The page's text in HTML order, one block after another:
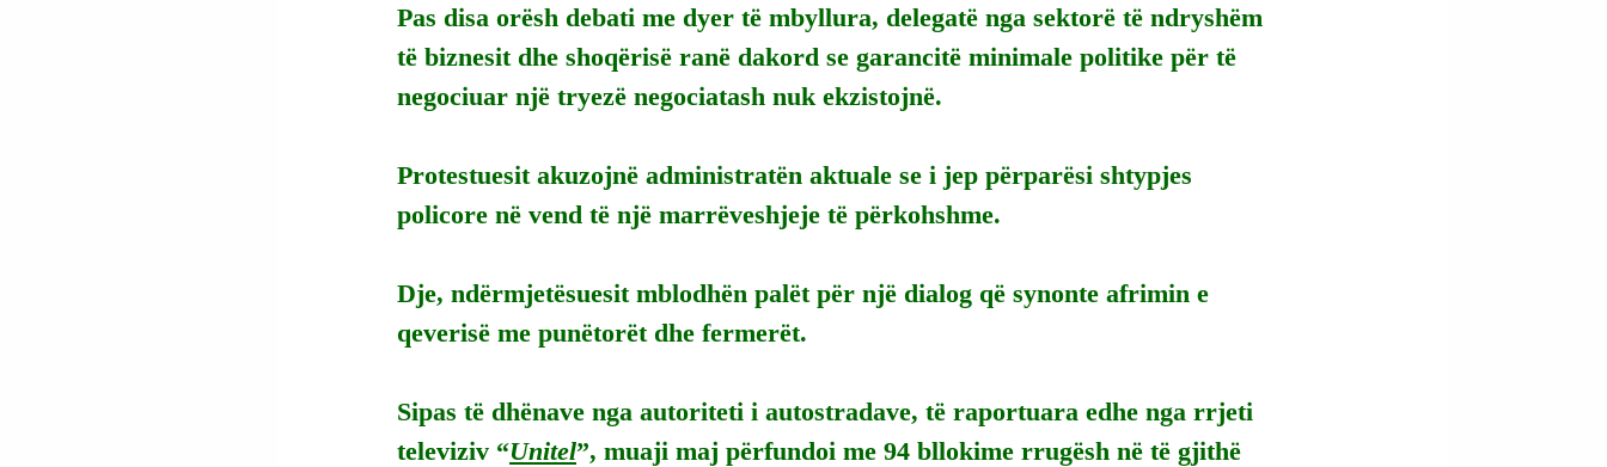
Pas disa orësh debati me dyer të mbyllura, delegatë nga sektorë të ndryshëm
të biznesit dhe shoqërisë ranë dakord se garancitë minimale politike për të
negociuar një tryezë negociatash nuk ekzistojnë.
Protestuesit akuzojnë administratën aktuale se i jep përparësi shtypjes
policore në vend të një marrëveshjeje të përkohshme.
Dje, ndërmjetësuesit mblodhën palët për një dialog që synonte afrimin e
qeverisë me punëtorët dhe fermerët.
Sipas të dhënave nga autoriteti i autostradave, të raportuara edhe nga rrjeti
televiziv “Unitel”, muaji maj përfundoi me 94 bllokime rrugësh në të gjithë